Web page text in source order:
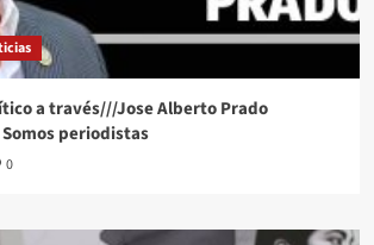
a través///Jose Alberto Prado
periodistas
0